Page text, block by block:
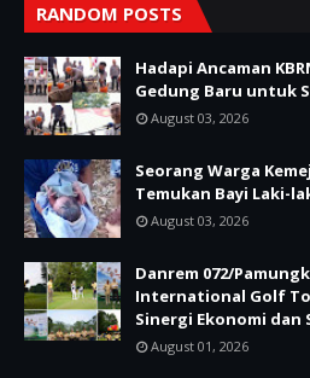
RANDOM POSTS
Hadapi Ancaman
Gedung Baru untuk
August 03, 2026
Seorang Warga
Temukan Bayi Laki-
August 03, 2026
Danrem 072/
International Golf
Sinergi Ekonomi dan
August 01, 2026